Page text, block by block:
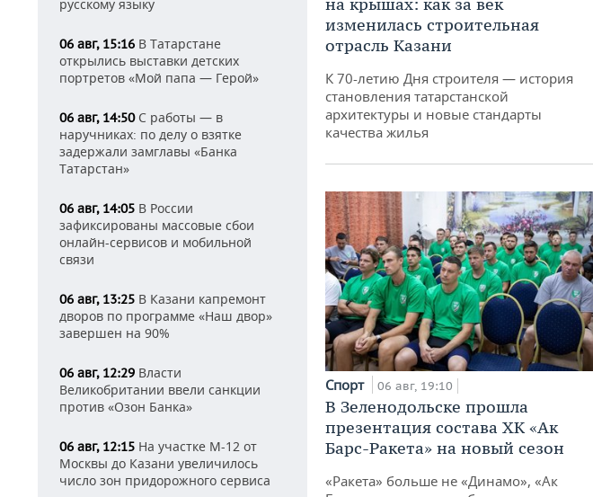
русскому языку
06 авг, 15:16 В Татарстане
открылись выставки детских
портретов «Мой папа — Герой»
06 авг, 14:50С работы — в
наручниках: по делу о взятке
задержали замглавы «Банка
Татарстан»
06 авг, 14:05 В России
зафиксированы массовые сбои
онлайн-сервисов и мобильной
связи
06 авг, 13:25 В Казани капремонт
дворов по программе «Наш двор»
завершен на 90%
06 авг, 12:29 Власти
Великобритании ввели санкции
против «Озон Банка»
06 авг, 12:15 На участке М-12 от
Москвы до Казани увеличилось
число зон придорожного сервиса
на крышах: как за век
изменилась строительная
отрасль Казани
К 70-летию Дня строителя — история
становления татарстанской
архитектуры и новые стандарты
качества жилья
Спорт 06 авг, 19:10
В Зеленодольске прошла
презентация состава ХК «Ак
Барс-Ракета» на новый сезон
«Ракета» больше не «Динамо», «Ак